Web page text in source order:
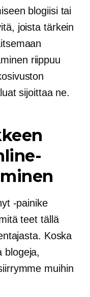
blogiisi tai
joista tärkein
riippuu
sijoittaa ne.
-painike
teet tällä
Koska
blogeja,
muihin